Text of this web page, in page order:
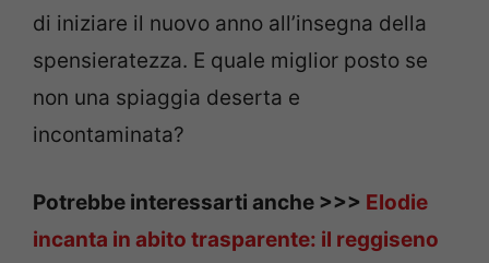
di iniziare il nuovo anno all’insegna della
spensieratezza. E quale miglior posto se
non una spiaggia deserta e
incontaminata?
Potrebbe interessarti anche >>> Elodie
incanta in abito trasparente: il reggiseno